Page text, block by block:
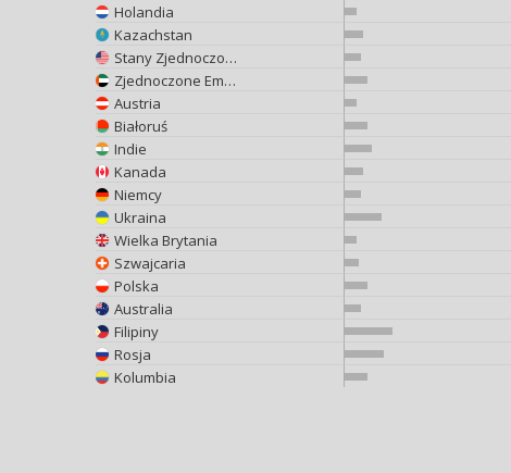
Holandia
Kazachstan
Stany Zjednoczone
Zjednoczone Emiraty Arabskie
Austria
Białoruś
Indie
Kanada
Niemcy
Ukraina
Wielka Brytania
Szwajcaria
Polska
Australia
Filipiny
Rosja
Kolumbia